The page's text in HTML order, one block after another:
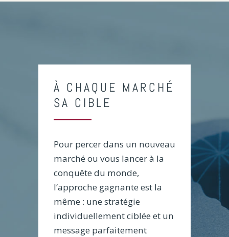
À CHAQUE MARCHÉ
SA CIBLE
Pour percer dans un nouveau
marché ou vous lancer à la
conquête du monde,
l’approche gagnante est la
même : une stratégie
individuellement ciblée et un
message parfaitement